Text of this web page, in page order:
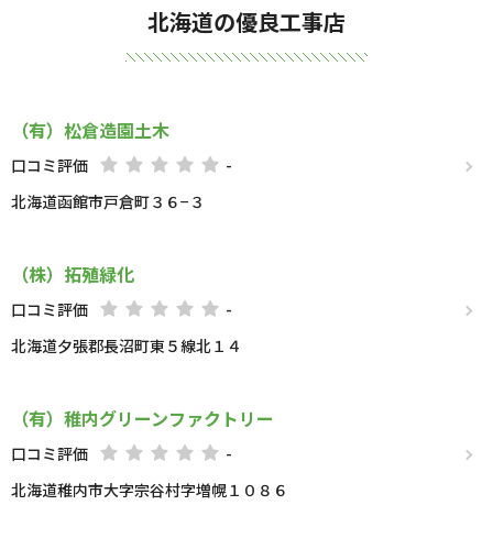
北海道の優良工事店
（有）松倉造園土木
口コミ評価
-
北海道函館市戸倉町３６−３
（株）拓殖緑化
口コミ評価
-
北海道夕張郡長沼町東５線北１４
（有）稚内グリーンファクトリー
口コミ評価
-
北海道稚内市大字宗谷村字増幌１０８６